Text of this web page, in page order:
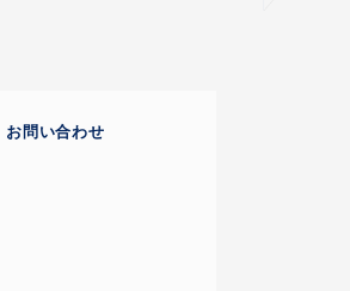
お問い合わせ